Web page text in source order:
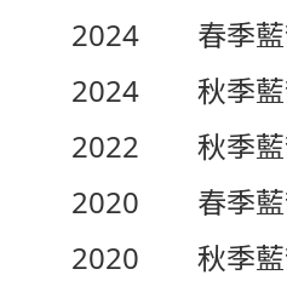
2024
春季
2024
秋季
2022
秋季
2020
春季
2020
秋季